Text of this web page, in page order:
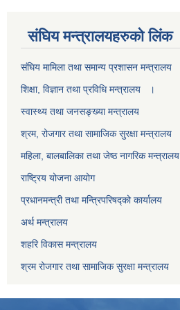
स‌ंघिय मन्त्रालयहरुको लिंक
स‌ंघिय मामिला तथा समान्य प्रशासन मन्त्रालय
शिक्षा, विज्ञान तथा प्रविधि मन्त्रालय ।
स्वास्थ्य तथा जनसङ्ख्या मन्त्रालय
श्रम, रोजगार तथा सामाजिक सुरक्षा मन्त्रालय
महिला, बालबालिका तथा जेष्ठ नागरिक मन्त्रालय
राष्ट्रिय योजना आयोग
प्रधानमन्त्री तथा मन्त्रिपरिषद्को कार्यालय
अर्थ मन्त्रालय
शहरि विकास मन्त्रालय
श्रम रोजगार तथा सामाजिक सुरक्षा मन्त्रालय